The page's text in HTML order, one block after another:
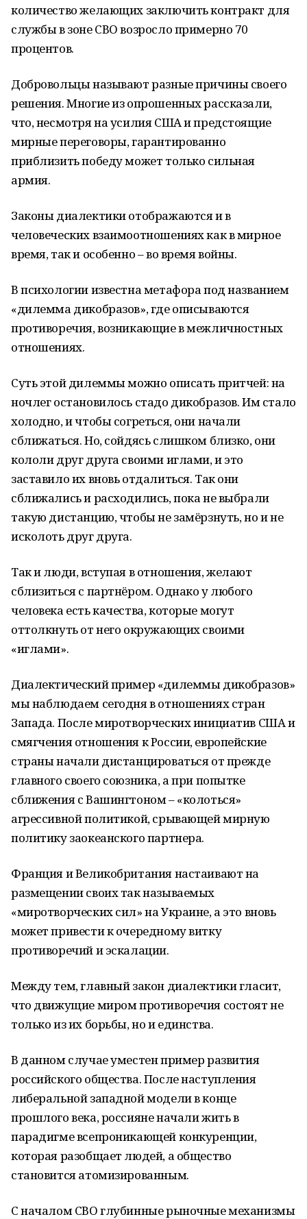
количество желающих заключить контракт для
службы в зоне СВО возросло примерно 70
процентов.
Добровольцы называют разные причины своего
решения. Многие из опрошенных рассказали,
что, несмотря на усилия США и предстоящие
мирные переговоры, гарантированно
приблизить победу может только сильная
армия.
Законы диалектики отображаются и в
человеческих взаимоотношениях как в мирное
время, так и особенно – во время войны.
В психологии известна метафора под названием
«дилемма дикобразов», где описываются
противоречия, возникающие в межличностных
отношениях.
Суть этой дилеммы можно описать притчей: на
ночлег остановилось стадо дикобразов. Им стало
холодно, и чтобы согреться, они начали
сближаться. Но, сойдясь слишком близко, они
кололи друг друга своими иглами, и это
заставило их вновь отдалиться. Так они
сближались и расходились, пока не выбрали
такую дистанцию, чтобы не замёрзнуть, но и не
исколоть друг друга.
Так и люди, вступая в отношения, желают
сблизиться с партнёром. Однако у любого
человека есть качества, которые могут
оттолкнуть от него окружающих своими
«иглами».
Диалектический пример «дилеммы дикобразов»
мы наблюдаем сегодня в отношениях стран
Запада. После миротворческих инициатив США и
смягчения отношения к России, европейские
страны начали дистанцироваться от прежде
главного своего союзника, а при попытке
сближения с Вашингтоном – «колоться»
агрессивной политикой, срывающей мирную
политику заокеанского партнера.
Франция и Великобритания настаивают на
размещении своих так называемых
«миротворческих сил» на Украине, а это вновь
может привести к очередному витку
противоречий и эскалации.
Между тем, главный закон диалектики гласит,
что движущие миром противоречия состоят не
только из их борьбы, но и единства.
В данном случае уместен пример развития
российского общества. После наступления
либеральной западной модели в конце
прошлого века, россияне начали жить в
парадигме всепроникающей конкуренции,
которая разобщает людей, а общество
становится атомизированным.
С началом СВО глубинные рыночные механизмы